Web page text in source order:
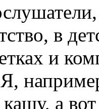
в
и
а